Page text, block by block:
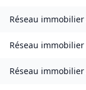
Réseau immobilier
Réseau immobilier
Réseau immobilier